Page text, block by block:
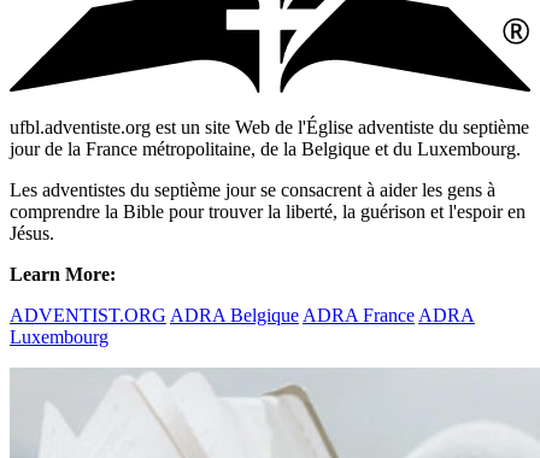
ufbl.adventiste.org est un site Web de l'Église adventiste du septième
jour de la France métropolitaine, de la Belgique et du Luxembourg.
Les adventistes du septième jour se consacrent à aider les gens à
comprendre la Bible pour trouver la liberté, la guérison et l'espoir en
Jésus.
Learn More:
ADVENTIST.ORG ADRA Belgique ADRA France ADRA
Luxembourg